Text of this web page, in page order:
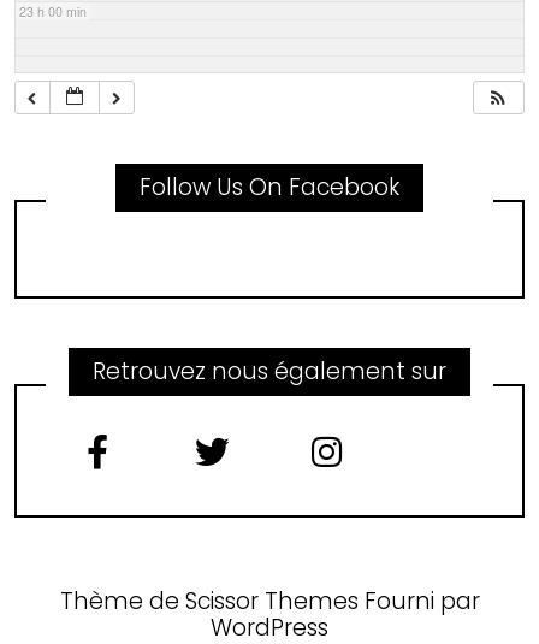
23 h 00 min
Follow Us On Facebook
Retrouvez nous également sur
Thème de Scissor Themes Fourni par
WordPress